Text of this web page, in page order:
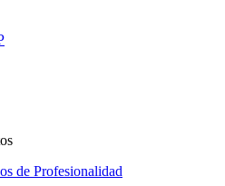
de Profesionalidad